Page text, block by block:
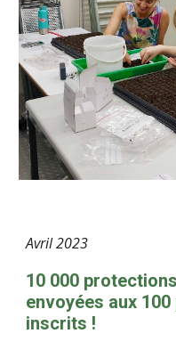
Avril2023
10 000
envoyées aux
inscrits !